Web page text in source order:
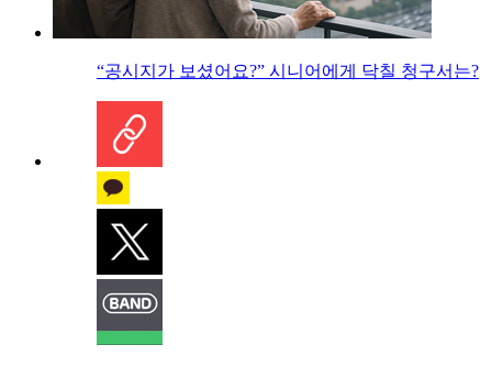
“공시지가 보셨어요?” 시니어에게 닥칠 청구서는?